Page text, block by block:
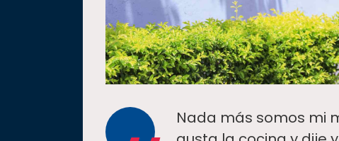
Nada más somos mi